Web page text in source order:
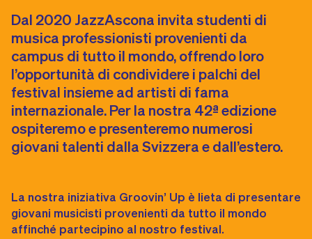
Dal 2020 JazzAscona invita studenti di
musica professionisti provenienti da
campus di tutto il mondo, offrendo loro
l’opportunità di condividere i palchi del
festival insieme ad artisti di fama
internazionale. Per la nostra 42ª edizione
ospiteremo e presenteremo numerosi
giovani talenti dalla Svizzera e dall’estero.
La nostra iniziativa Groovin’ Up è lieta di presentare
giovani musicisti provenienti da tutto il mondo
affinché partecipino al nostro festival.